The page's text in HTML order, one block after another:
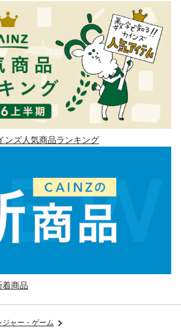
ンズ人気商品ランキング
着商品
ジャー・ゲーム